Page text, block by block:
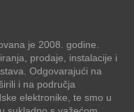
je 2008. godine.
prodaje, instalacije i
Odgovarajući na
i na područja
elektronike, te smo u